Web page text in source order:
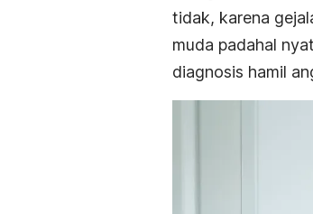
tidak, karena
muda padahal
diagnosis hamil